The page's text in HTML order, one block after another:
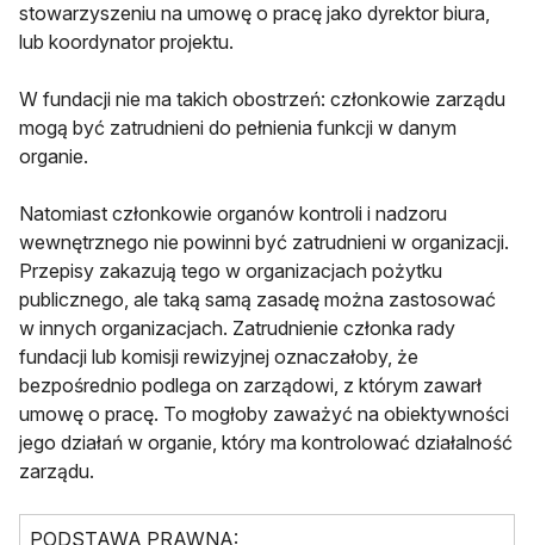
stowarzyszeniu na umowę o pracę jako dyrektor biura,
lub koordynator projektu.
W fundacji nie ma takich obostrzeń: członkowie zarządu
mogą być zatrudnieni do pełnienia funkcji w danym
organie.
Natomiast członkowie organów kontroli i nadzoru
wewnętrznego nie powinni być zatrudnieni w organizacji.
Przepisy zakazują tego w organizacjach pożytku
publicznego, ale taką samą zasadę można zastosować
w innych organizacjach. Zatrudnienie członka rady
fundacji lub komisji rewizyjnej oznaczałoby, że
bezpośrednio podlega on zarządowi, z którym zawarł
umowę o pracę. To mogłoby zaważyć na obiektywności
jego działań w organie, który ma kontrolować działalność
zarządu.
PODSTAWA PRAWNA: